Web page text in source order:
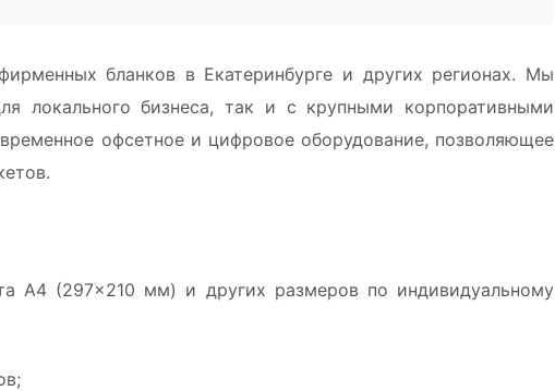
бланков в Екатеринбурге и других регионах. Мы
локального бизнеса, так и с крупными корпоративными
офсетное и цифровое оборудование, позволяющее
А4 (297×210 мм) и других размеров по индивидуальному